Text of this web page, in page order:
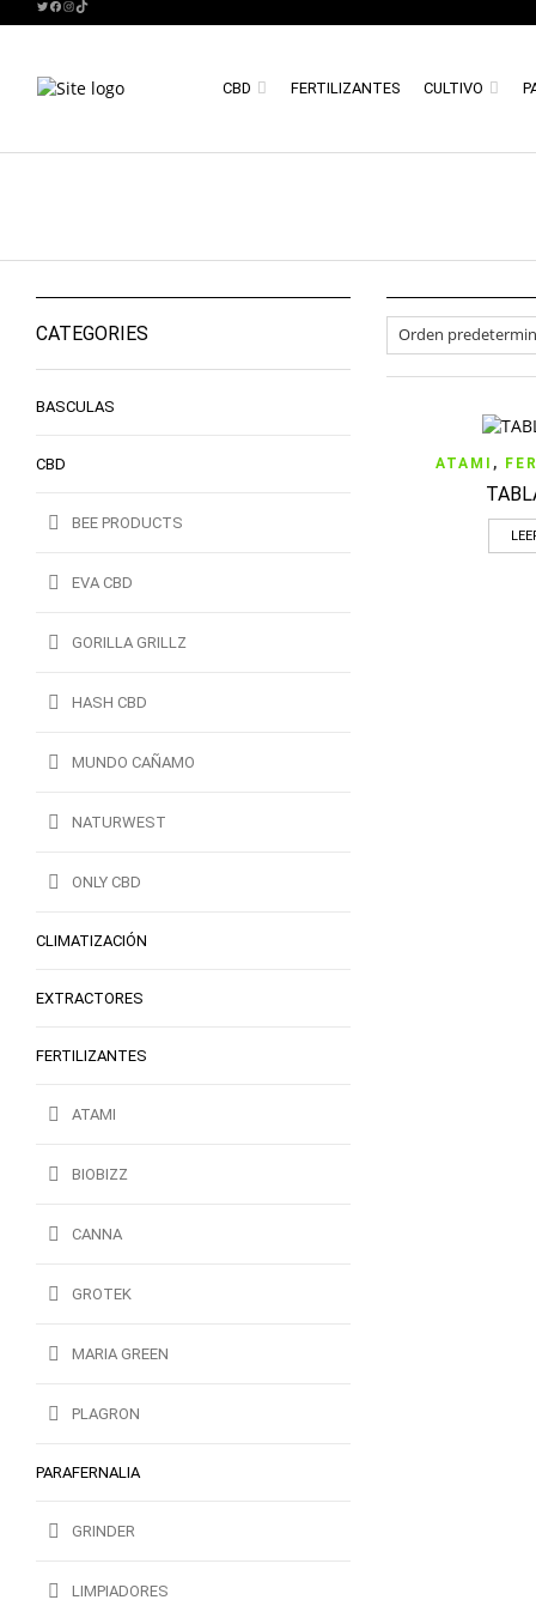
TWITTER
FACEBOOK
INSTAGRAM
TIKTOK
CBD FERTILIZANTES CULTIVO
ATAMI ,
CATEGORIES
BASCULAS
CBD
BEE PRODUCTS
EVA CBD
GORILLA GRILLZ
HASH CBD
MUNDO CAÑAMO
NATURWEST
ONLY CBD
CLIMATIZACIÓN
EXTRACTORES
FERTILIZANTES
ATAMI
BIOBIZZ
CANNA
GROTEK
MARIA GREEN
PLAGRON
PARAFERNALIA
GRINDER
LIMPIADORES